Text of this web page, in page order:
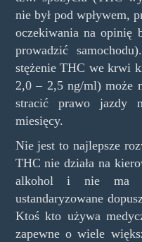
nie był pod wpływem,
oczekiwania na opinię
prowadzić
stężenie THC we krwi
2,0 – 2,5 ng/ml) może
stracić prawo jazdy
miesięcy.
Nie jest to najlepsze
THC nie działa na
alkohol i nie ma
ustandaryzowane
Ktoś kto używa
zapewne o wiele